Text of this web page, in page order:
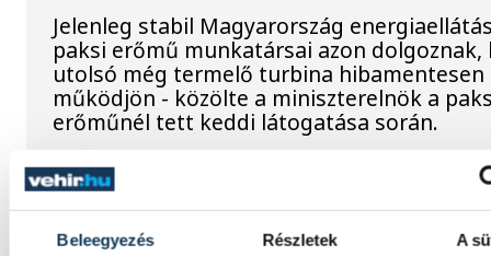
Beleegyezés Részletek A
Jelenleg stabil Magyarország
paksi erőmű munkatársai azon dolgoznak,
utolsó még termelő turbina hibamentesen
működjön - közölte a miniszterelnök a
erőműnél tett keddi látogatása során.
Játék közben fedezik fel a
tudomány világát a